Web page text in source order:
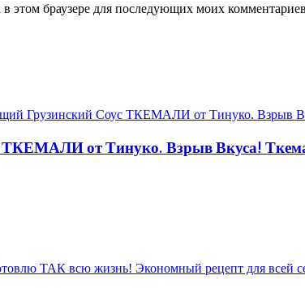
этом браузере для последующих моих
ТКЕМАЛИ от Тинуко. Взрыв Вкуса!